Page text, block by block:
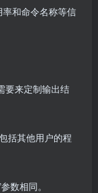
和命令名称等信
要来定制输出结
括其他用户的程
数相同。